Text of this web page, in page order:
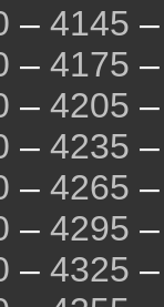
– 4145 –
– 4175 –
– 4205 –
– 4235 –
– 4265 –
– 4295 –
– 4325 –